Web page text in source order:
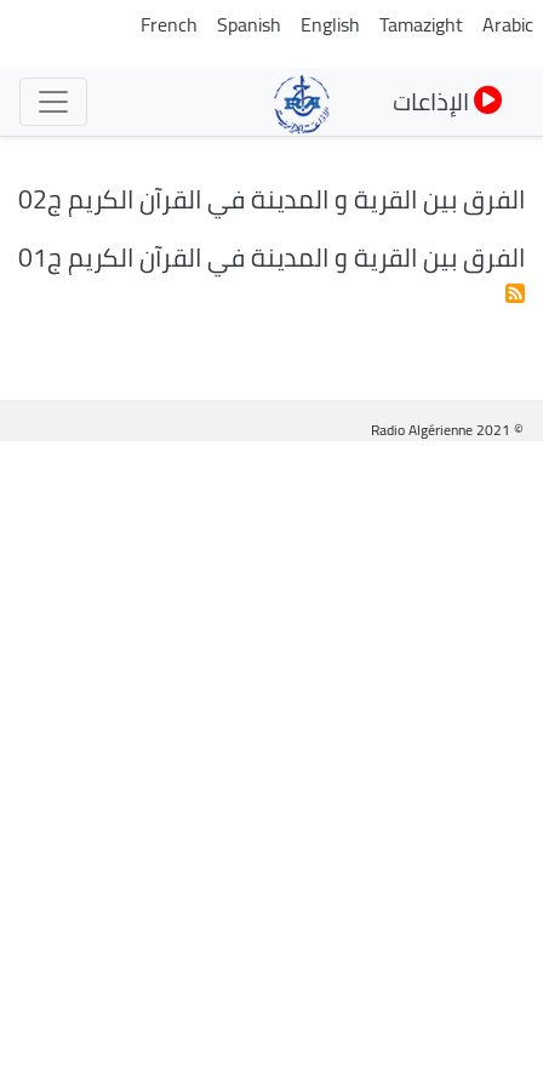
تجاوز
Arabic
Tamazight
English
Spanish
French
الإذاعات
الفرق بين القرية و المدينة في القرآن الكريم ج02
الفرق بين القرية و المدينة في القرآن الكريم ج01
© Radio Algérienne 2021